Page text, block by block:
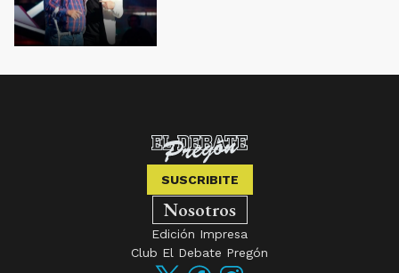
SUSCRIBITE
Nosotros
Edición Impresa
Club El Debate Pregón